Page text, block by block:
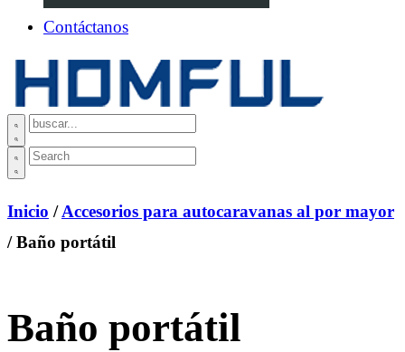
Contáctanos
Inicio /Accesorios para autocaravanas al por mayor
/ Baño portátil
Baño portátil